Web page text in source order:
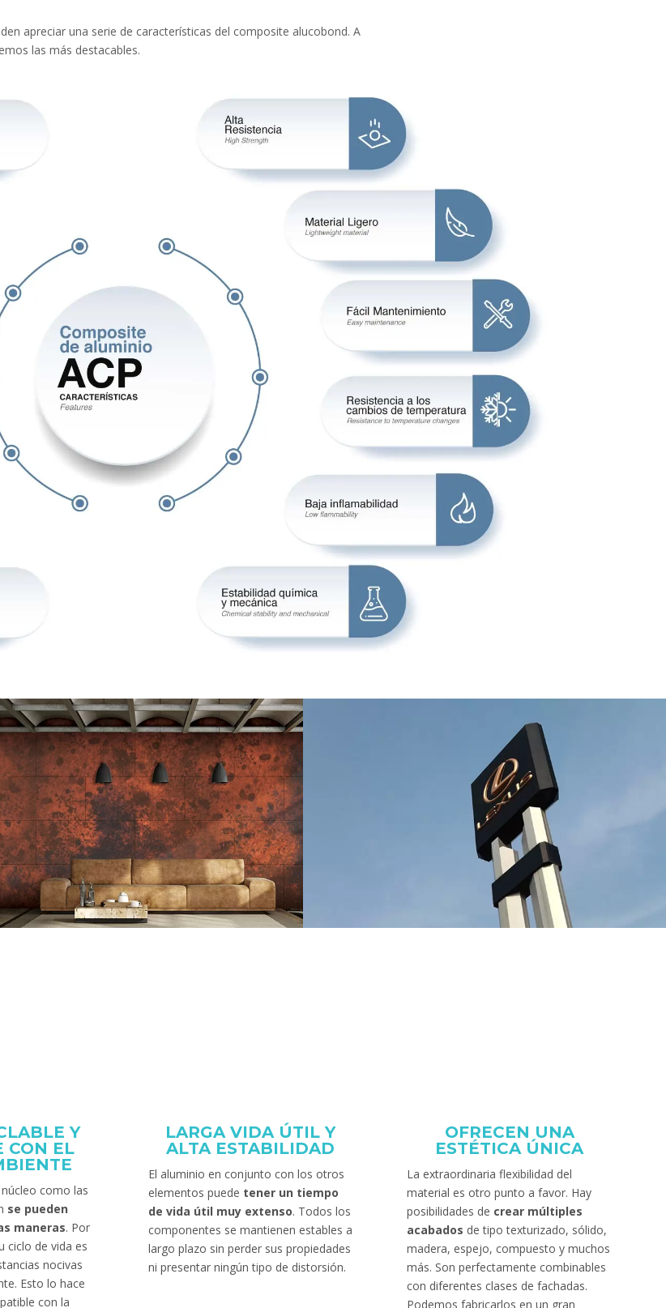
apreciar una serie de características del composite alucobond. A
las más destacables.
Y
CON EL
como las
se pueden
maneras. Por
ciclo de vida es
nocivas
Esto lo hace
con la
LARGA VIDA ÚTIL Y
ALTA ESTABILIDAD
El aluminio en conjunto con los otros
elementos puede tener un tiempo
de vida útil muy extenso. Todos los
componentes se mantienen estables a
largo plazo sin perder sus propiedades
ni presentar ningún tipo de distorsión.
OFRECEN UNA
ESTÉTICA ÚNICA
La extraordinaria flexibilidad del
material es otro punto a favor. Hay
posibilidades de crear múltiples
acabados de tipo texturizado, sólido,
madera, espejo, compuesto y muchos
más. Son perfectamente combinables
con diferentes clases de fachadas.
Podemos fabricarlos en un gran